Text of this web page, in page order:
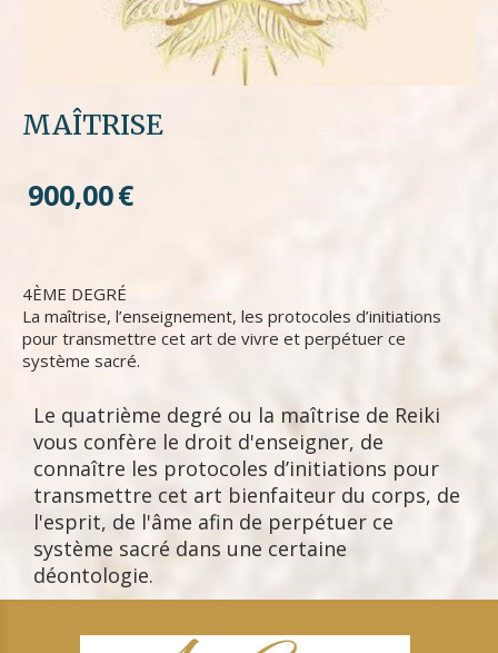
MAÎTRISE
900,00€
4ÈME DEGRÉ
La maîtrise, l’enseignement, les protocoles d’initiations
pour transmettre cet art de vivre et perpétuer ce
système sacré.
Le quatrième degré ou la maîtrise de Reiki
vous confère le droit d'enseigner, de
connaître les protocoles d’initiations pour
transmettre cet art bienfaiteur du corps, de
l'esprit, de l'âme afin de perpétuer ce
système sacré dans une certaine
déontologie.